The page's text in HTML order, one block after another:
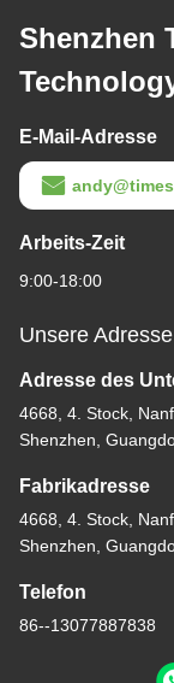
Shenzhen
E-Mail-Adresse
Arbeits-Zeit
9:00-18:00
Unsere Adresse
Adresse des
4668, 4. Stock,
Shenzhen,
Fabrikadresse
4668, 4. Stock,
Shenzhen,
Telefon
86--13077887838